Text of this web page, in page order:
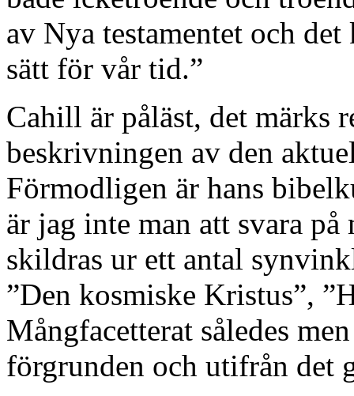
av Nya testamentet och
sätt för vår tid.”
Cahill är påläst, det märks
beskrivningen av den
Förmodligen är hans
är jag inte man att svara
skildras ur ett antal
”Den kosmiske Kristus”,
Mångfacetterat således
förgrunden och utifrån det